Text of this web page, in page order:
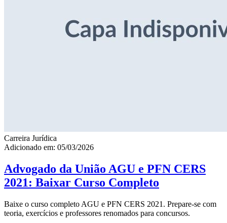
Carreira Jurídica
Adicionado em: 05/03/2026
Advogado da União AGU e PFN CERS
2021: Baixar Curso Completo
Baixe o curso completo AGU e PFN CERS 2021. Prepare-se com
teoria, exercícios e professores renomados para concursos.